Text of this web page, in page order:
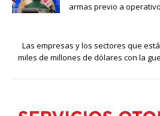
armas previo a
Las empresas y los sectores que
miles de millones de dólares con la